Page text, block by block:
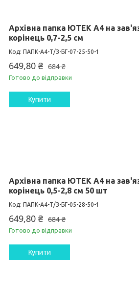
Архівна папка ЮТЕК А4 на
корінець 0,7-2,5 см
ПАПК-А4-Т/З-БГ-07-25-50-1
684 ₴
649,80 ₴
Готово до відправки
Купити
Архівна папка ЮТЕК А4 на
корінець 0,5-2,8 см 50 шт
ПАПК-А4-Т/З-БГ-05-28-50-1
684 ₴
649,80 ₴
Готово до відправки
Купити